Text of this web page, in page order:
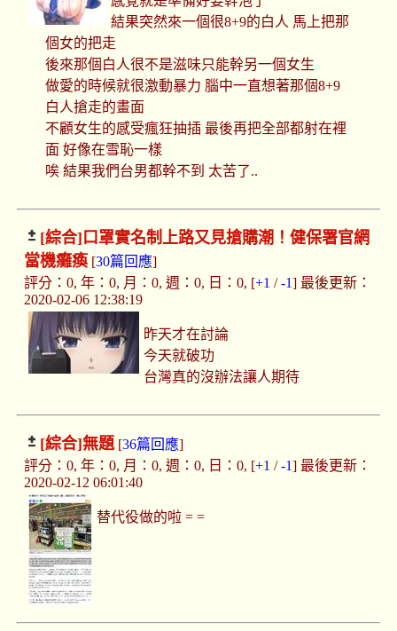
結果突然來一個很8+9的白人 馬上把那
個女的把走
後來那個白人很不是滋味只能幹另一個女生
做愛的時候就很激動暴力 腦中一直想著那個8+9
白人搶走的畫面
不顧女生的感受瘋狂抽插 最後再把全部都射在裡
面 好像在雪恥一樣
唉 結果我們台男都幹不到 太苦了..
[綜合] 口罩實名制上路又見搶購潮！健保署官網
當機癱瘓[30篇回應]
評分：0, 年：0, 月：0, 週：0, 日：0, [+1 /-1] 最後更新：
2020-02-06 12:38:19
昨天才在討論
今天就破功
台灣真的沒辦法讓人期待
[綜合]無題[36篇回應]
評分：0, 年：0, 月：0, 週：0, 日：0, [+1 /-1] 最後更新：
2020-02-12 06:01:40
替代役做的啦 = =